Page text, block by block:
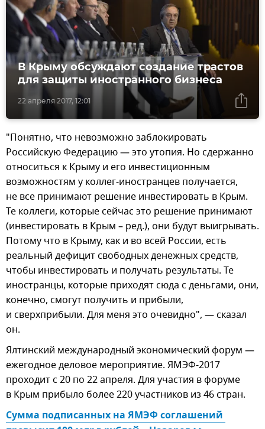
22 апреля 2017, 12:01
В Крыму обсуждают создание трастов
для защиты иностранного бизнеса
"Понятно, что невозможно заблокировать
Российскую Федерацию — это утопия. Но сдержанно
относиться к Крыму и его инвестиционным
возможностям у коллег-иностранцев получается,
не все принимают решение инвестировать в Крым.
Те коллеги, которые сейчас это решение принимают
(инвестировать в Крым – ред.), они будут выигрывать.
Потому что в Крыму, как и во всей России, есть
реальный дефицит свободных денежных средств,
чтобы инвестировать и получать результаты. Те
иностранцы, которые приходят сюда с деньгами, они,
конечно, смогут получить и прибыли,
и сверхприбыли. Для меня это очевидно", — сказал
он.
Ялтинский международный экономический форум —
ежегодное деловое мероприятие. ЯМЭФ-2017
проходит с 20 по 22 апреля. Для участия в форуме
в Крым прибыло более 220 участников из 46 стран.
Сумма подписанных на ЯМЭФ соглашений